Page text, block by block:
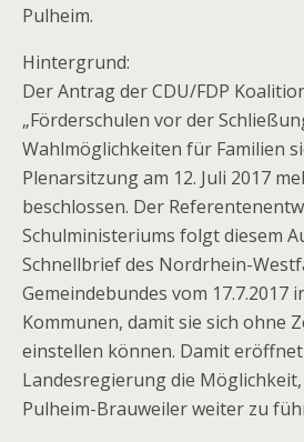
Pulheim.
Hintergrund:
Der Antrag der CDU/FDP
„Förderschulen vor der
Wahlmöglichkeiten für Familien
Plenarsitzung am 12. Juli 2017
beschlossen. Der
Schulministeriums folgt diesem
Schnellbrief des Nordrhein-
Gemeindebundes vom 17.7.2017
Kommunen, damit sie sich ohne
einstellen können. Damit
Landesregierung die
Pulheim-Brauweiler weiter zu